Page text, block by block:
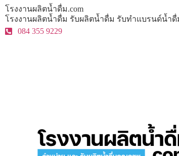
โรงงานผลิตน้ำดื่ม.com
โรงงานผลิตน้ำดื่ม รับผลิตน้ำดื่ม รับทำแบรนด์น้
084 355 9229